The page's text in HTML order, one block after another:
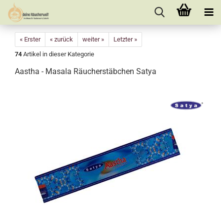
« Erster « zurück weiter »
Letzter »
74 Artikel in dieser Kategorie
Aastha - Masala Räucherstäbchen Satya